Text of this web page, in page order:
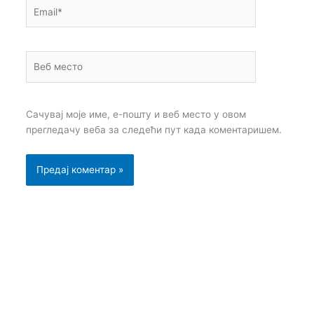
место
Сачувај моје име, е-пошту и веб место у овом
прегледачу веба за следећи пут када коментаришем.